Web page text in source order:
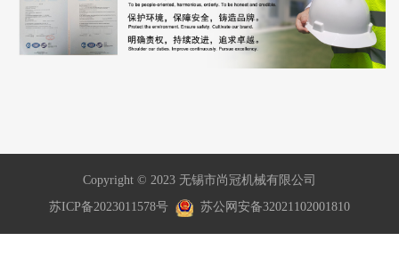
Copyright © 2023 无锡市尚冠机械有限公司
苏ICP备2023011578号
苏公网安备32021102001810